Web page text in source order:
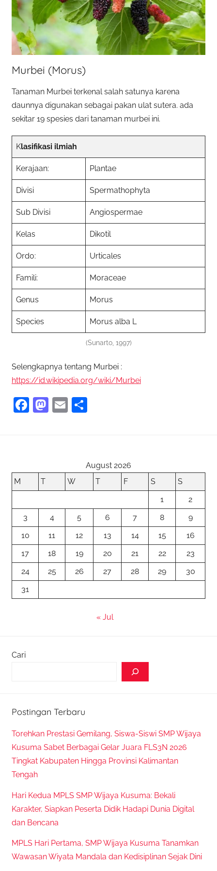
Murbei (Morus)
Tanaman Murbei terkenal salah satunya karena
daunnya digunakan sebagai pakan ulat sutera. ada
sekitar 19 spesies dari tanaman murbei ini.
Klasifikasi ilmiah
Kerajaan: Plantae
Divisi Spermathophyta
Sub Divisi Angiospermae
Kelas Dikotil
Ordo: Urticales
Famili: Moraceae
Genus Morus
Species Morus alba L
(Sunarto, 1997)
Selengkapnya tentang Murbei :
https://id.wikipedia.org/wiki/Murbei
F
k
M E
August 2026
M
T W T F S
S
1
2
3
4 5 6 7 8
9
10
11 12 13 14 15
16
17
18 19 20 21 22
23
24
25 26 27 28 29
30
31
« Jul
Cari
Postingan Terbaru
Torehkan Prestasi Gemilang, Siswa-Siswi SMP Wijaya
Kusuma Sabet Berbagai Gelar Juara FLS3N 2026
Tingkat Kabupaten Hingga Provinsi Kalimantan
Tengah
Hari Kedua MPLS SMP Wijaya Kusuma: Bekali
Karakter, Siapkan Peserta Didik Hadapi Dunia Digital
dan Bencana
MPLS Hari Pertama, SMP Wijaya Kusuma Tanamkan
Wawasan Wiyata Mandala dan Kedisiplinan Sejak Dini